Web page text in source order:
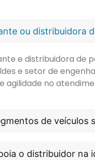
ou distribuidora
e distribuidora
e setor de
agilidade no
de
o distribuidor